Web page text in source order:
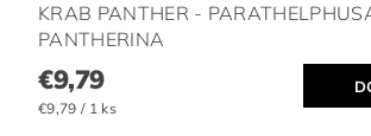
KRAB PANTHER -
PANTHERINA
€9,79
€9,79 / 1 ks